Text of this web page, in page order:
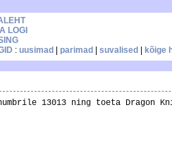
LOGI
: uusimad parimad suvalised kõige
numbrile 13013 ning toeta Dragon